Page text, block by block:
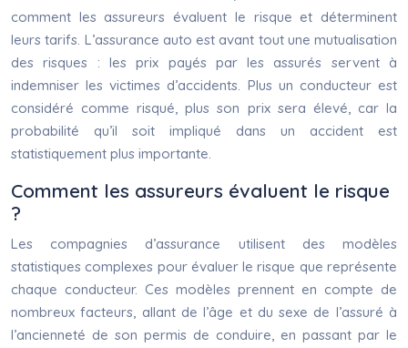
comment les assureurs évaluent le risque et déterminent
leurs tarifs. L’assurance auto est avant tout une mutualisation
des risques : les prix payés par les assurés servent à
indemniser les victimes d’accidents. Plus un conducteur est
considéré comme risqué, plus son prix sera élevé, car la
probabilité qu’il soit impliqué dans un accident est
statistiquement plus importante.
Comment les assureurs évaluent le risque
?
Les compagnies d’assurance utilisent des modèles
statistiques complexes pour évaluer le risque que représente
chaque conducteur. Ces modèles prennent en compte de
nombreux facteurs, allant de l’âge et du sexe de l’assuré à
l’ancienneté de son permis de conduire, en passant par le